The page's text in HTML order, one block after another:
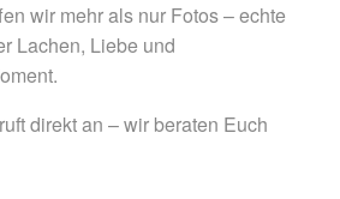
wir mehr als nur Fotos – echte
Lachen, Liebe und
direkt an – wir beraten Euch